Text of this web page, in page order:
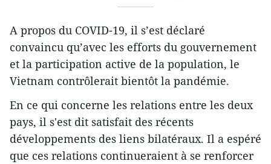
A propos du COVID-19, il s’est déclaré
convaincu qu’avec les efforts du gouvernement
et la participation active de la population, le
Vietnam contrôlerait bientôt la pandémie.
En ce qui concerne les relations entre les deux
pays, il s'est dit satisfait des récents
développements des liens bilatéraux. Il a espéré
que ces relations continueraient à se renforcer